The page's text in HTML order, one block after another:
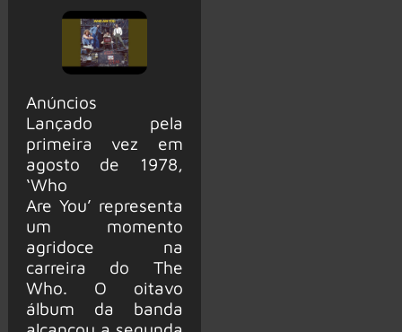
Anúncios
Lançado pela
primeira vez em
agosto de 1978,
‘Who
Are You’ representa
um momento
agridoce na
carreira do The
Who. O oitavo
álbum da banda